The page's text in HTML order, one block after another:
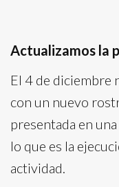
Actualizamos la
El 4 de diciembre
con un nuevo
presentada en
lo que es la
actividad.